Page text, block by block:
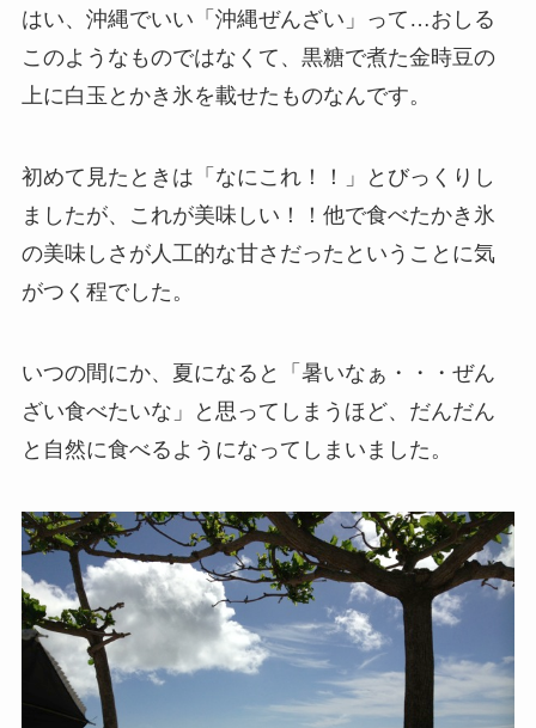
はい、沖縄でいい「沖縄ぜんざい」って…おしる
このようなものではなくて、黒糖で煮た金時豆の
上に白玉とかき氷を載せたものなんです。
初めて見たときは「なにこれ！！」とびっくりし
ましたが、これが美味しい！！他で食べたかき氷
の美味しさが人工的な甘さだったということに気
がつく程でした。
いつの間にか、夏になると「暑いなぁ・・・ぜん
ざい食べたいな」と思ってしまうほど、だんだん
と自然に食べるようになってしまいました。